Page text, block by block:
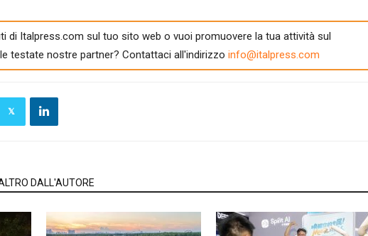
di Italpress.com sul tuo sito web o vuoi promuovere la tua attività sul
testate nostre partner? Contattaci all'indirizzo info@italpress.com
DALL'AUTORE